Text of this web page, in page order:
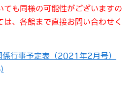
ても同様の可能性がございますの
は、各館まで直接お問い合わせく
係行事予定表（2021年2月号）